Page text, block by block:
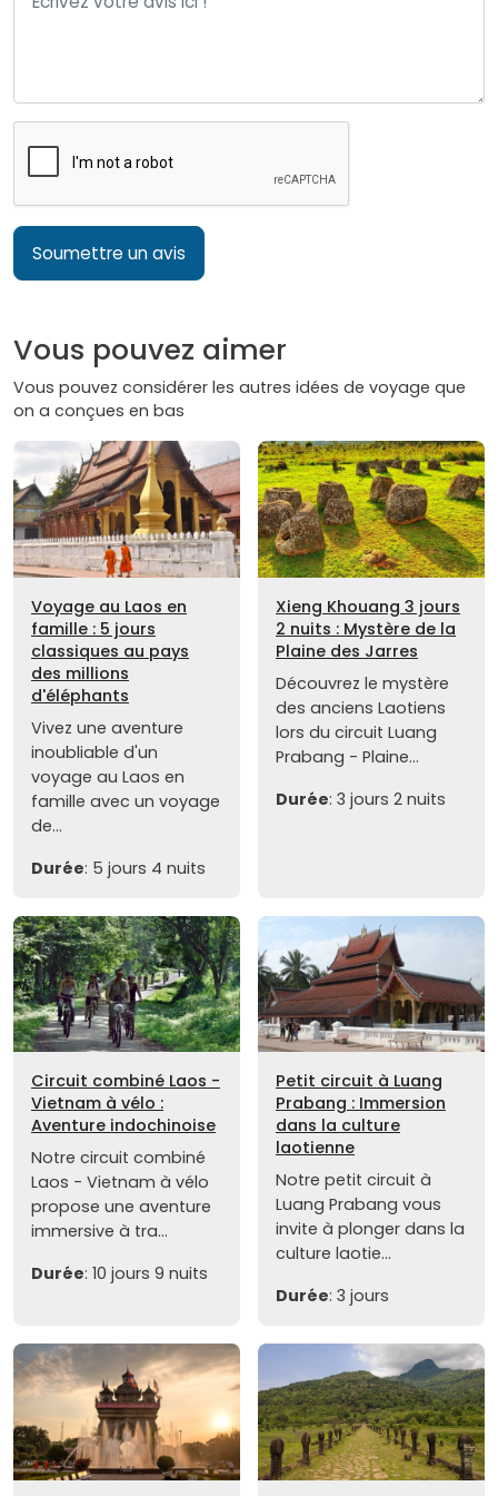
Soumettre un avis
Vous pouvez aimer
Vous pouvez considérer les autres idées de voyage que
on a conçues en bas
Voyage au Laos en
famille : 5 jours
classiques au pays
des millions
d'éléphants
Vivez une aventure
inoubliable d'un
voyage au Laos en
famille avec un voyage
de...
Durée: 5 jours 4 nuits
Xieng Khouang 3 jours
2 nuits : Mystère de la
Plaine des Jarres
Découvrez le mystère
des anciens Laotiens
lors du circuit Luang
Prabang - Plaine...
Durée: 3 jours 2 nuits
Circuit combiné Laos -
Vietnam à vélo :
Aventure indochinoise
Notre circuit combiné
Laos - Vietnam à vélo
propose une aventure
immersive à tra...
Durée: 10 jours 9 nuits
Petit circuit à Luang
Prabang : Immersion
dans la culture
laotienne
Notre petit circuit à
Luang Prabang vous
invite à plonger dans la
culture laotie...
Durée: 3 jours